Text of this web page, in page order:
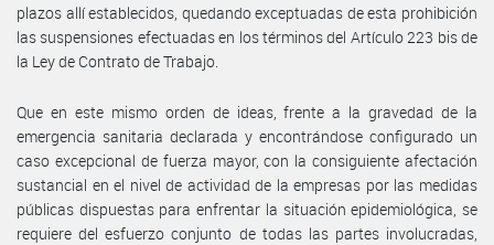
plazos allí establecidos, quedando exceptuadas de esta prohibición
las suspensiones efectuadas en los términos del Artículo 223 bis de
la Ley de Contrato de Trabajo.
Que en este mismo orden de ideas, frente a la gravedad de la
emergencia sanitaria declarada y encontrándose configurado un
caso excepcional de fuerza mayor, con la consiguiente afectación
sustancial en el nivel de actividad de la empresas por las medidas
públicas dispuestas para enfrentar la situación epidemiológica, se
requiere del esfuerzo conjunto de todas las partes involucradas,